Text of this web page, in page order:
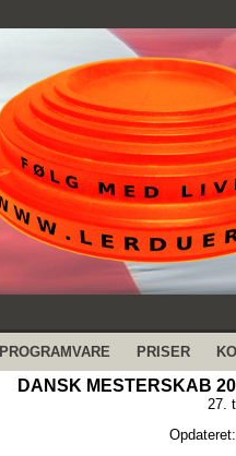
PROGRAMVARE PRISER
DANSK MESTERSKAB
27.